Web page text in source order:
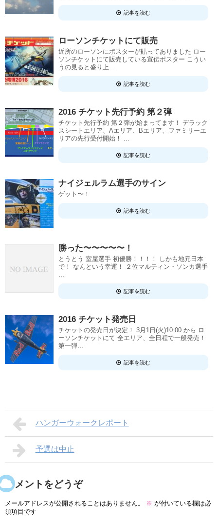
記事を読む
ローソンチケットにて販売
近所のローソンにポスターが貼ってありました ロー
ソンチケットにて販売している宣伝ポスター こうい
うの見ると盛り上...
記事を読む
2016 チケット先行予約 第２弾
チケット先行予約 第２弾が始まってます！ デラック
スシートエリア、Aエリア、Bエリア、ファミリーエ
リアの先行受付開始！ ...
記事を読む
ナイジェルラム選手のサイン
ゲット〜！
記事を読む
勝った〜〜〜〜〜！
とうとう 室屋選手 初優勝！！！！ しかも地元日本
で！ なんという幸運！ ２位マルティン・ソンカ選手
...
記事を読む
2016 チケット発売日
チケットの発売日が決定！ 3月1日(火)10:00 から ロ
ーソンチケットにて 全エリア、全日程で一般発売！
第一弾...
記事を読む
ハンガーウォークレポート
予選は中止
コメントをどうぞ
メールアドレスが公開されることはありません。 ※ が付いている欄は必
須項目です